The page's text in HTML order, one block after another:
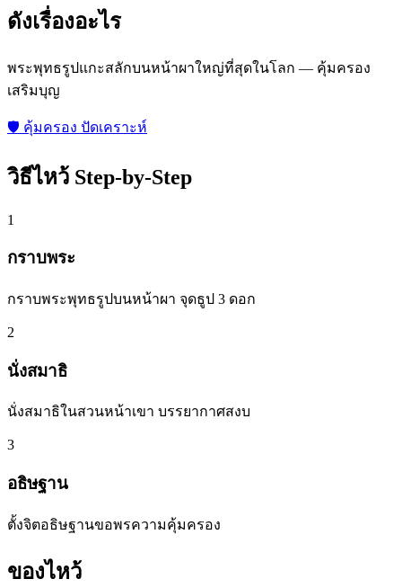
ดังเรื่องอะไร
พระพุทธรูปแกะสลักบนหน้าผาใหญ่ที่สุดในโลก — คุ้มครอง
เสริมบุญ
🛡️ คุ้มครอง ปัดเคราะห์
วิธีไหว้ Step-by-Step
1
กราบพระ
กราบพระพุทธรูปบนหน้าผา จุดธูป 3 ดอก
2
นั่งสมาธิ
นั่งสมาธิในสวนหน้าเขา บรรยากาศสงบ
3
อธิษฐาน
ตั้งจิตอธิษฐานขอพรความคุ้มครอง
ของไหว้